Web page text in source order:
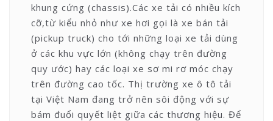
khung cứng (chassis).Các xe tải có nhiều kích
cỡ,từ kiểu nhỏ như xe hơi gọi là xe bán tải
(pickup truck) cho tới những loại xe tải dùng
ở các khu vực lớn (không chạy trên đường
quy ước) hay các loại xe sơ mi rơ móc chạy
trên đường cao tốc. Thị trường xe ô tô tải
tại Việt Nam đang trở nên sôi động với sự
bám đuổi quyết liệt giữa các thương hiệu. Để